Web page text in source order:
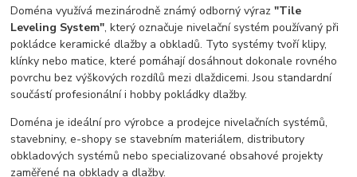
Doména využívá mezinárodně známý odborný výraz"Tile
Leveling System", který označuje nivelační systém používaný při
pokládce keramické dlažby a obkladů. Tyto systémy tvoří klipy,
klínky nebo matice, které pomáhají dosáhnout dokonale rovného
povrchu bez výškových rozdílů mezi dlaždicemi. Jsou standardní
součástí profesionální i hobby pokládky dlažby.
Doména je ideální pro výrobce a prodejce nivelačních systémů,
stavebniny, e-shopy se stavebním materiálem, distributory
obkladových systémů nebo specializované obsahové projekty
zaměřené na obklady a dlažby.